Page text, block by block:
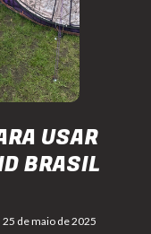
USAR
BRASIL
25 de maio de 2025